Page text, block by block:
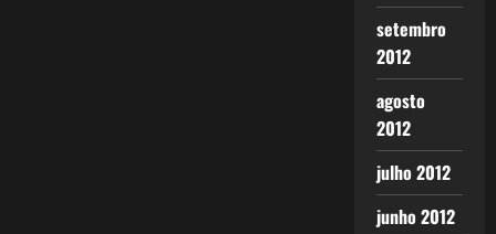
setembro
2012
agosto
2012
julho 2012
junho 2012